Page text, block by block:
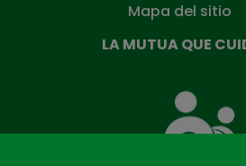
Mapa del sitio
LA MUTUA QUE
Mutua
que